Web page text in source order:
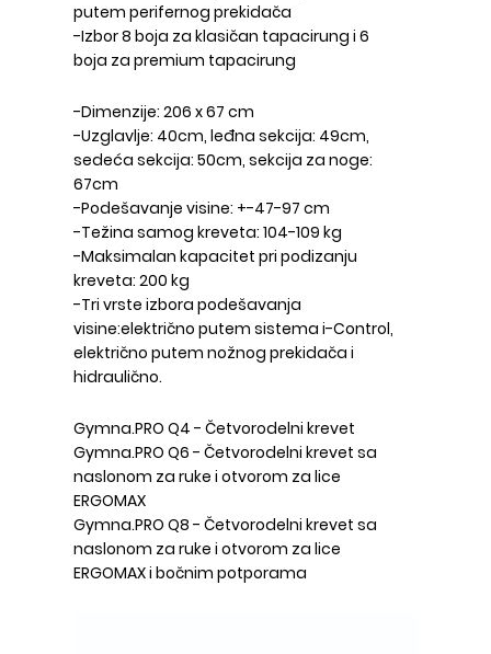
putem perifernog prekidača
-Izbor 8 boja za klasičan tapacirung i 6
boja za premium tapacirung
-Dimenzije: 206 x 67 cm
-Uzglavlje: 40cm, leđna sekcija: 49cm,
sedeća sekcija: 50cm, sekcija za noge:
67cm
-Podešavanje visine: +-47-97 cm
-Težina samog kreveta: 104-109 kg
-Maksimalan kapacitet pri podizanju
kreveta: 200 kg
-Tri vrste izbora podešavanja
visine:električno putem sistema i-Control,
električno putem nožnog prekidača i
hidraulično.
Gymna.PRO Q4 - Četvorodelni krevet
Gymna.PRO Q6 - Četvorodelni krevet sa
naslonom za ruke i otvorom za lice
ERGOMAX
Gymna.PRO Q8 - Četvorodelni krevet sa
naslonom za ruke i otvorom za lice
ERGOMAX i bočnim potporama